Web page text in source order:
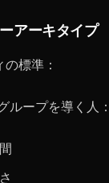
アーキタイプ
標準：
ループを導く人：